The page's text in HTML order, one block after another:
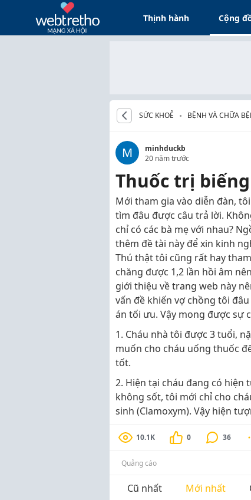
Thịnh hành Cộng
SỨC KHOẺ BỆNH VÀ CHỮA
M
minhduckb
20 năm trước
Thuốc trị
Mới tham gia vào diễn đàn,
tìm đâu được câu trả lời.
chỉ có các bà mẹ với nhau?
thêm đề tài này để xin kinh
Thú thật tôi cũng rất hay
chăng được 1,2 lần hồi âm
giới thiệu về trang web này
vấn đề khiến vợ chồng tôi
án tối ưu. Vậy mong được sự
1. Cháu nhà tôi được 3 tuổi,
muốn cho cháu uống thuốc
tốt.
2. Hiện tại cháu đang có hiện
không sốt, tôi mới chỉ cho
sinh (Clamoxym). Vậy hiện
10.1K 0 36
Quảng cáo
Cũ nhất Mới nhất